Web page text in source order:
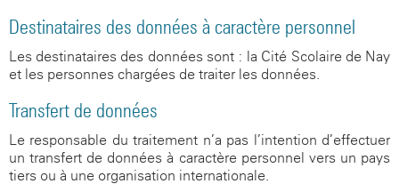
Destinataires des données à caractère personnel
Les destinataires des données sont : la Cité Scolaire de Nay
et les personnes chargées de traiter les données.
Transfert de données
Le responsable du traitement n’a pas l’intention d’effectuer
un transfert de données à caractère personnel vers un pays
tiers ou à une organisation internationale.